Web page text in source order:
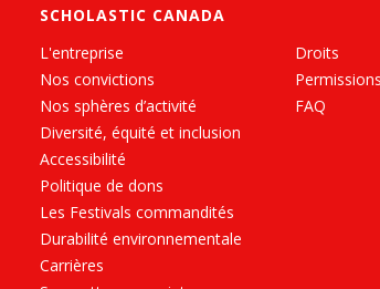
SCHOLASTIC CANADA
L'entreprise
Nos convictions
Nos sphères d’activité
Diversité, équité et inclusion
Accessibilité
Politique de dons
Les Festivals commandités
Durabilité environnementale
Carrières
Droits
Permissions
FAQ